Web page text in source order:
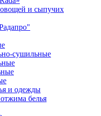
и сыпучих
сушильные
и одежды
белья